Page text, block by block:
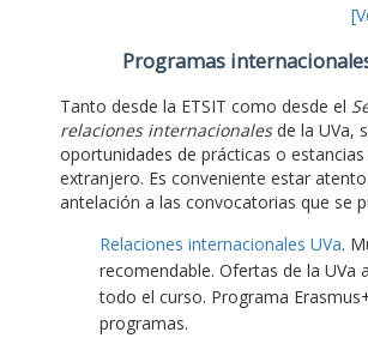
Programas
Tanto desde la ETSIT como desde el
relaciones internacionalesde la UVa,
oportunidades de prácticas o estancias
extranjero. Es conveniente estar
antelación a las convocatorias que se
Relaciones internacionales UVa.
recomendable. Ofertas de la UVa
todo el curso. Programa
programas.